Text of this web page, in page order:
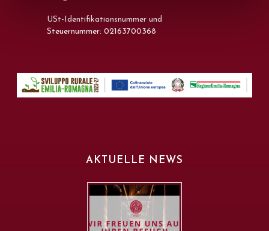
USt-Identifikationsnummer und
Steuernummer: 02163700368
AKTUELLE NEWS